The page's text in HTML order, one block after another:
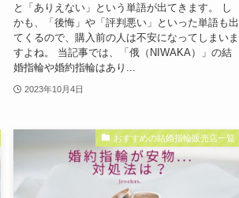
と「ありえない」という単語が出てきます。 し
かも、「後悔」や「評判悪い」といった単語も出
てくるので、購入前の人は不安になってしまいま
すよね。 当記事では、「俄（NIWAKA）」の結
婚指輪や婚約指輪はあり...
2023年10月4日
おすすめの結婚指輪販売店一覧